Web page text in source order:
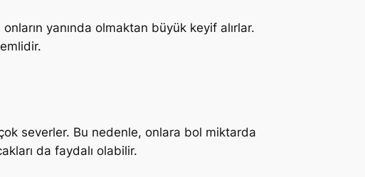
yanında olmaktan büyük keyif alırlar.
severler. Bu nedenle, onlara bol miktarda
da faydalı olabilir.